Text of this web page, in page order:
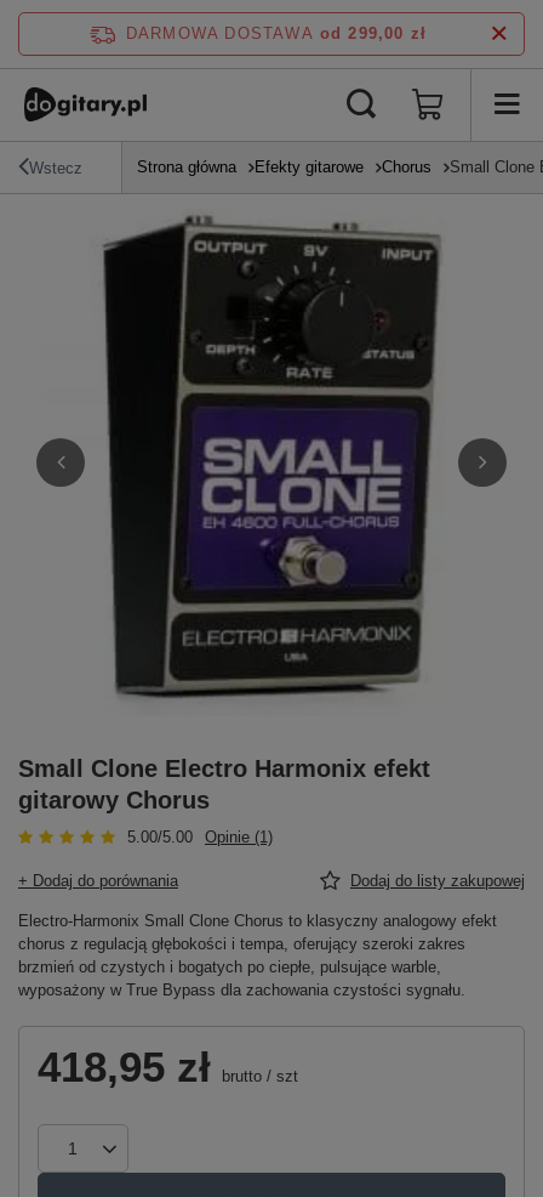
DARMOWA DOSTAWA od 299,00 zł
Wstecz Strona główna Efekty gitarowe Chorus Small Clone
Small Clone Electro Harmonix efekt
gitarowy Chorus
5.00/5.00 Opinie (1)
+ Dodaj do porównania Dodaj do listy zakupowej
Electro-Harmonix Small Clone Chorus to klasyczny analogowy efekt
chorus z regulacją głębokości i tempa, oferujący szeroki zakres
brzmień od czystych i bogatych po ciepłe, pulsujące warble,
wyposażony w True Bypass dla zachowania czystości sygnału.
418,95 zł brutto / szt